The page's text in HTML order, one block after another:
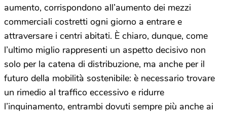
aumento, corrispondono all’aumento dei mezzi
commerciali costretti ogni giorno a entrare e
attraversare i centri abitati. È chiaro, dunque, come
l’ultimo miglio rappresenti un aspetto decisivo non
solo per la catena di distribuzione, ma anche per il
futuro della mobilità sostenibile: è necessario trovare
un rimedio al traffico eccessivo e ridurre
l’inquinamento, entrambi dovuti sempre più anche ai